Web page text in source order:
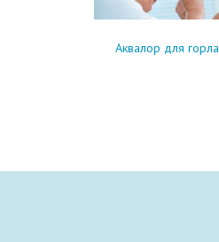
Аквалор для горла